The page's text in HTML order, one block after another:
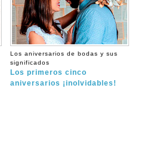
Los aniversarios de bodas y sus
significados
Los primeros cinco
aniversarios ¡inolvidables!